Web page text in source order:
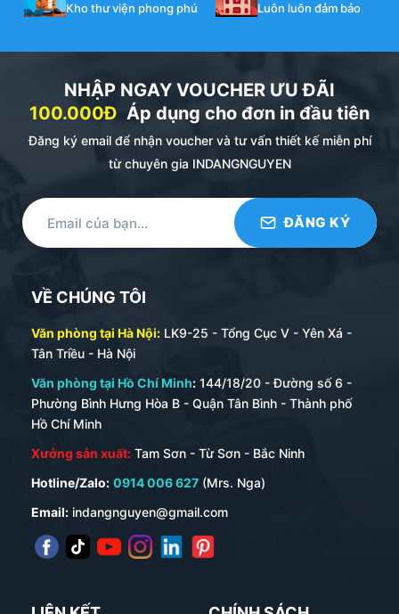
Kho thư viện phong phú Luôn luôn đảm bảo
NHẬP NGAY VOUCHER ƯU ĐÃI
100.000Đ Áp dụng cho đơn in đầu tiên
Đăng ký email để nhận voucher và tư vấn thiết kế miễn phí
từ chuyên gia INDANGNGUYEN
VỀ CHÚNG TÔI
Văn phòng tại Hà Nội: LK9-25 - Tổng Cục V - Yên Xá -
Tân Triều - Hà Nội
Văn phòng tại Hồ Chí Minh: 144/18/20 - Đường số 6 -
Phường Bình Hưng Hòa B - Quận Tân Bình - Thành phố
Hồ Chí Minh
Xưởng sản xuất: Tam Sơn - Từ Sơn - Bắc Ninh
Hotline/Zalo: 0914 006 627 (Mrs. Nga)
Email: indangnguyen@gmail.com